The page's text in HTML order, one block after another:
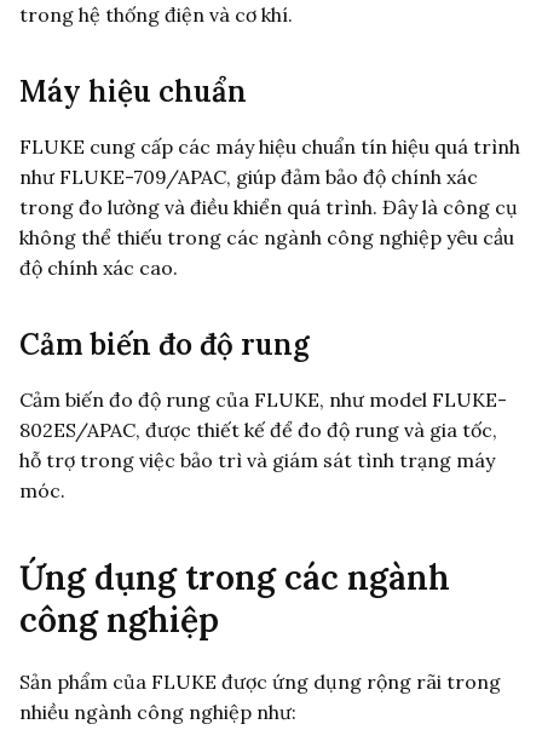
trong hệ thống điện và cơ khí.
Máy hiệu chuẩn
FLUKE cung cấp các máy hiệu chuẩn tín hiệu quá trình
như FLUKE-709/APAC, giúp đảm bảo độ chính xác
trong đo lường và điều khiển quá trình. Đây là công cụ
không thể thiếu trong các ngành công nghiệp yêu cầu
độ chính xác cao.
Cảm biến đo độ rung
Cảm biến đo độ rung của FLUKE, như model FLUKE-
802ES/APAC, được thiết kế để đo độ rung và gia tốc,
hỗ trợ trong việc bảo trì và giám sát tình trạng máy
móc.
Ứng dụng trong các ngành
công nghiệp
Sản phẩm của FLUKE được ứng dụng rộng rãi trong
nhiều ngành công nghiệp như: